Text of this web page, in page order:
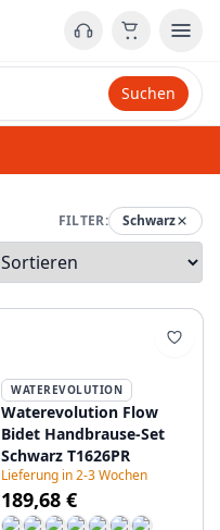
Suchen
FILTER: Schwarz
WATEREVOLUTION
Waterevolution Flow
Bidet Handbrause-Set
Schwarz T1626PR
Lieferung in 2-3 Wochen
189,68 €